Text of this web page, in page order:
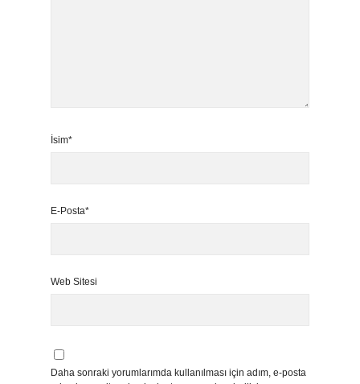
İsim*
E-Posta*
Web Sitesi
Daha sonraki yorumlarımda kullanılması için adım, e-posta